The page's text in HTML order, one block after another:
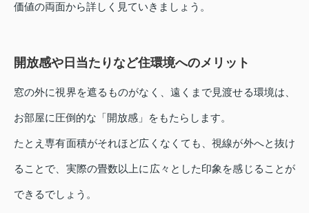
価値の両面から詳しく見ていきましょう。
開放感や日当たりなど住環境へのメリット
窓の外に視界を遮るものがなく、遠くまで見渡せる環境は、
お部屋に圧倒的な「開放感」をもたらします。
たとえ専有面積がそれほど広くなくても、視線が外へと抜け
ることで、実際の畳数以上に広々とした印象を感じることが
できるでしょう。